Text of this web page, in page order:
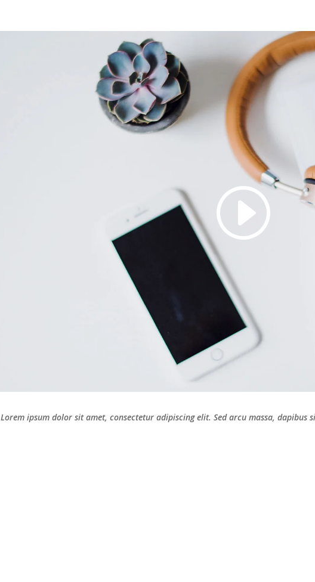
Lorem ipsum dolor sit amet, consectetur adipiscing elit. Sed arcu massa,